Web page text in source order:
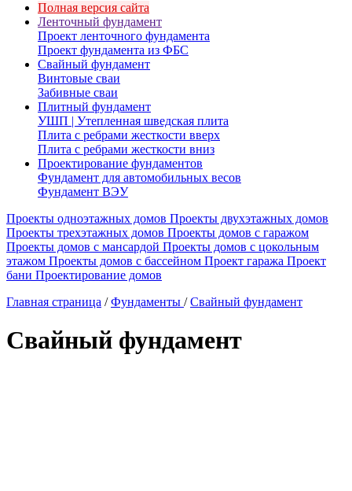
Полная версия сайта
Ленточный фундамент
Проект ленточного фундамента
Проект фундамента из ФБС
Свайный фундамент
Винтовые сваи
Забивные сваи
Плитный фундамент
УШП | Утепленная шведская плита
Плита с ребрами жесткости вверх
Плита с ребрами жесткости вниз
Проектирование фундаментов
Фундамент для автомобильных весов
Фундамент ВЭУ
Проекты одноэтажных домов Проекты двухэтажных домов
Проекты трехэтажных домов Проекты домов с гаражом
Проекты домов с мансардой Проекты домов с цокольным
этажом Проекты домов с бассейном Проект гаража Проект
бани Проектирование домов
Главная страница / Фундаменты / Свайный фундамент
Свайный фундамент